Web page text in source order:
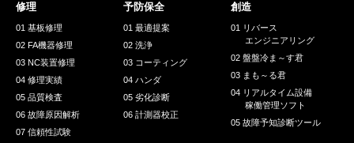
GREEN CHALLENGE
環境への取り組み
お問い合わせ 発送先
修理
01 基板修理
02 FA機器修理
03 NC装置修理
04 修理実績
05 品質検査
06 故障原因解析
07 信頼性試験
予防保全
01 最適提案
02 洗浄
03 コーティング
04 ハンダ
05 劣化診断
06 計測器校正
創造
01 リバース
エンジニアリング
02 盤盤冷ま～す君
03 まも～る君
04 リアルタイム設備
稼働管理ソフト
05 故障予知診断ツール